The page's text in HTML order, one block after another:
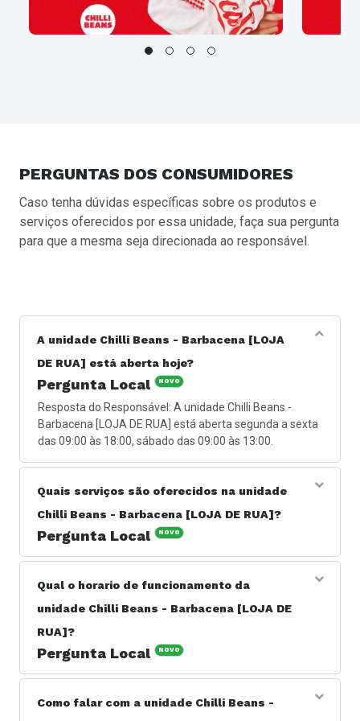
PERGUNTAS DOS CONSUMIDORES
Caso tenha dúvidas específicas sobre os produtos e
serviços oferecidos por essa unidade, faça sua pergunta
para que a mesma seja direcionada ao responsável.
A unidade Chilli Beans - Barbacena [LOJA
DE RUA] está aberta hoje?
Pergunta Local NOVO
Resposta do Responsável: A unidade Chilli Beans -
Barbacena [LOJA DE RUA] está aberta segunda a sexta
das 09:00 às 18:00, sábado das 09:00 às 13:00.
Quais serviços são oferecidos na unidade
Chilli Beans - Barbacena [LOJA DE RUA]?
Pergunta Local NOVO
Resposta do Responsável: Os serviços oferecidos são
Qual o horario de funcionamento da
unidade Chilli Beans - Barbacena [LOJA DE
RUA]?
Pergunta Local NOVO
Resposta do Responsável: A unidade Chilli Beans -
Barbacena [LOJA DE RUA] está aberta segunda a sexta
das 09:00 às 18:00, sábado das 09:00 às 13:00.
Como falar com a unidade Chilli Beans -